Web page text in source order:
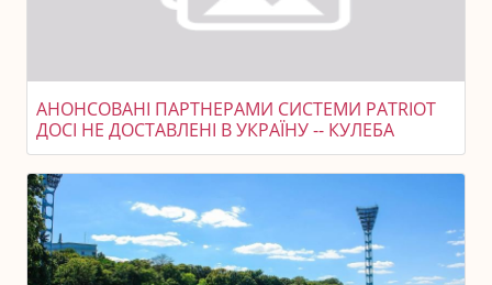
АНОНСОВАНІ ПАРТНЕРАМИ СИСТЕМИ PATRIOT
ДОСІ НЕ ДОСТАВЛЕНІ В УКРАЇНУ -- КУЛЕБА